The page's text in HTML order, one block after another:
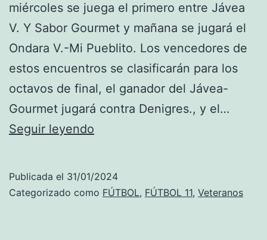
miércoles se juega el primero entre Jávea
V. Y Sabor Gourmet y mañana se jugará el
Ondara V.-Mi Pueblito. Los vencedores de
estos encuentros se clasificarán para los
octavos de final, el ganador del Jávea-
Gourmet jugará contra Denigres., y el…
Seguir leyendo
con
Publicada el 31/01/2024
Categorizado como FÚTBOL, FÚTBOL 11, Veteranos